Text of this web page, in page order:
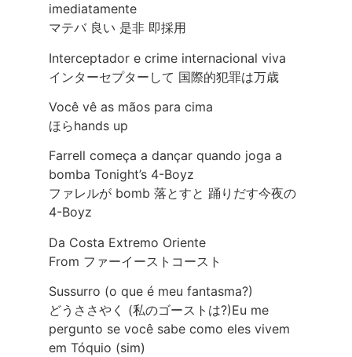
imediatamente
マテバ 良い 是非 即採用
Interceptador e crime internacional viva
インターセプターして 国際的犯罪は万歳
Você vê as mãos para cima
ほらhands up
Farrell começa a dançar quando joga a
bomba Tonight’s 4-Boyz
ファレルが bomb 落とすと 踊りだす今夜の
4-Boyz
Da Costa Extremo Oriente
From ファーイーストコースト
Sussurro (o que é meu fantasma?)
どうささやく (私のゴーストは?)Eu me
pergunto se você sabe como eles vivem
em Tóquio (sim)